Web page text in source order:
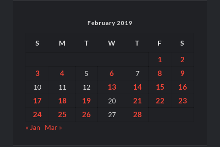
February 2019
S M T W T F S
1
2
3
4 5 6 7 8 9
10 11 12 13 14 15
16
17
18 19 20 21 22
23
24
25 26 27 28
« Jan Mar »